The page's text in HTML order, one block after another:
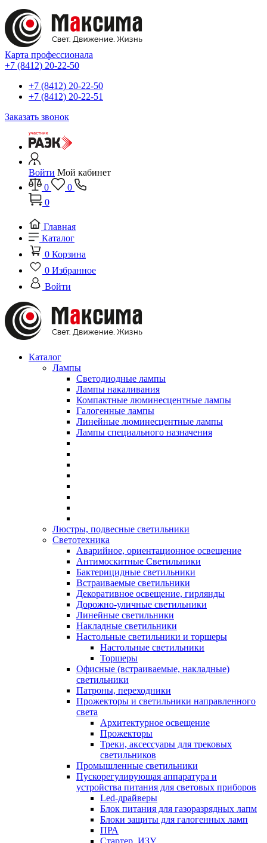
Карта профессионала
+7 (8412) 20-22-50
+7 (8412) 20-22-50
+7 (8412) 20-22-51
Заказать звонок
Войти Мой кабинет
0
0
0
Главная
Каталог
0 Корзина
0 Избранное
Войти
Каталог
Лампы
Светодиодные лампы
Лампы накаливания
Компактные люминесцентные лампы
Галогенные лампы
Линейные люминесцентные лампы
Лампы специального назначения
Люстры, подвесные светильники
Светотехника
Аварийное, ориентационное освещение
Антимоскитные Светильники
Бактерицидные светильники
Встраиваемые светильники
Декоративное освещение, гирлянды
Дорожно-уличные светильники
Линейные светильники
Накладные светильники
Настольные светильники и торшеры
Настольные светильники
Торшеры
Офисные (встраиваемые, накладные)
светильники
Патроны, переходники
Прожекторы и светильники направленного
света
Архитектурное освещение
Прожекторы
Треки, аксессуары для трековых
светильников
Промышленные светильники
Пускорегулирующая аппаратура и
устройства питания для световых приборов
Led-драйверы
Блок питания для газоразрядных лапм
Блоки защиты для галогенных ламп
ПРА
Стартер, ИЗУ